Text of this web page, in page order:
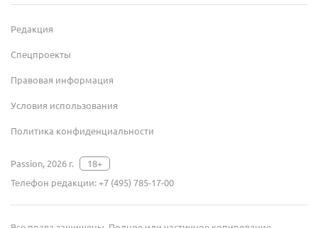
Редакция
Спецпроекты
Правовая информация
Условия использования
Политика конфиденциальности
Passion, 2026 г.
18+
Телефон редакции:+7 (495) 785-17-00